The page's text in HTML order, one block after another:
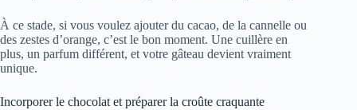
À ce stade, si vous voulez ajouter du cacao, de la cannelle ou
des zestes d’orange, c’est le bon moment. Une cuillère en
plus, un parfum différent, et votre gâteau devient vraiment
unique.
Incorporer le chocolat et préparer la croûte craquante